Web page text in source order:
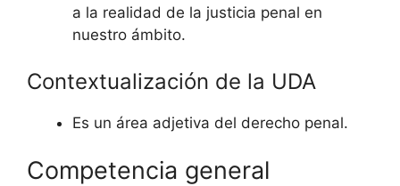
a la realidad de la justicia penal en
nuestro ámbito.
Contextualización de la UDA
Es un área adjetiva del derecho penal.
Competencia general